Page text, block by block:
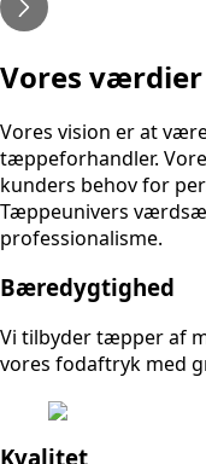
Vores værdier
Vores vision er at
tæppeforhandler.
kunders behov for
Tæppeunivers
professionalisme.
Bæredygtighed
Vi tilbyder tæpper af
vores fodaftryk med
Kvalitet